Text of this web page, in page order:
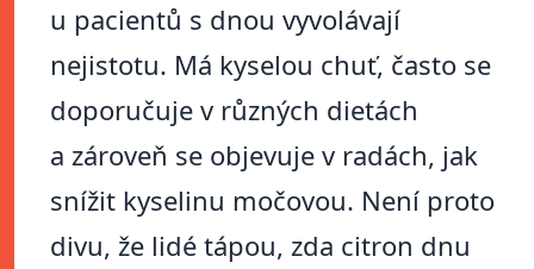
u pacientů s dnou vyvolávají
nejistotu. Má kyselou chuť, často se
doporučuje v různých dietách
a zároveň se objevuje v radách, jak
snížit kyselinu močovou. Není proto
divu, že lidé tápou, zda citron dnu